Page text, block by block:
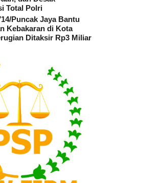
Total Polri
Puncak Jaya Bantu
Kebakaran di Kota
Ditaksir Rp3 Miliar